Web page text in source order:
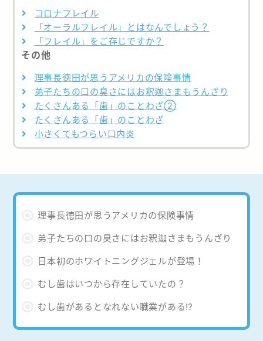
コロナフレイル
「オーラルフレイル」とはなんでしょう？
「フレイル」をご存じですか？
その他
理事長徳田が思うアメリカの保険事情
弟子たちの口の臭さにはお釈迦さまもうんざり
たくさんある「歯」のことわざ②
たくさんある「歯」のことわざ
小さくてもつらい口内炎
理事長徳田が思うアメリカの保険事情
弟子たちの口の臭さにはお釈迦さまもうんざり
日本初のホワイトニングジェルが登場！
むし歯はいつから存在していたの？
むし歯があるとなれない職業がある⁉